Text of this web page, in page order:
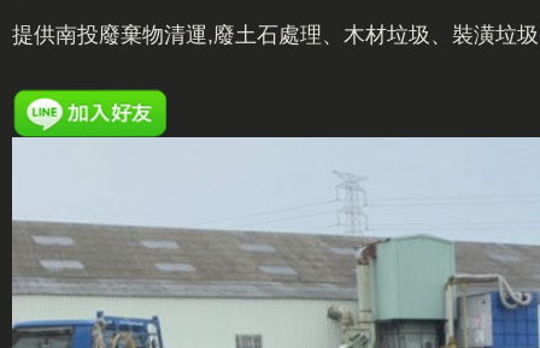
提供南投廢棄物清運,廢土石處理、木材垃圾、裝潢垃